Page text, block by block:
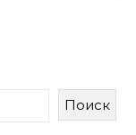
Поиск